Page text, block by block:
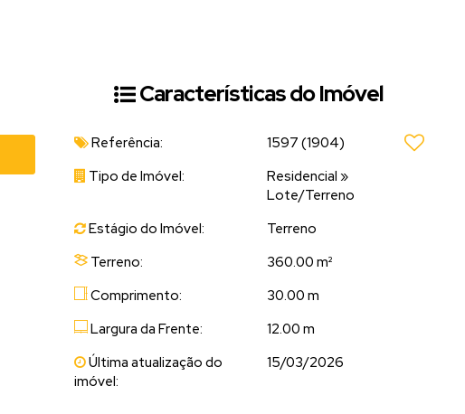
Características do Imóvel
Referência: 1597 (1904)
Tipo de Imóvel:
Residencial »
Lote/Terreno
Estágio do Imóvel:
Terreno
Terreno:
360.00 m²
Comprimento:
30.00 m
Largura da Frente:
12.00 m
Última atualização do
imóvel:
15/03/2026